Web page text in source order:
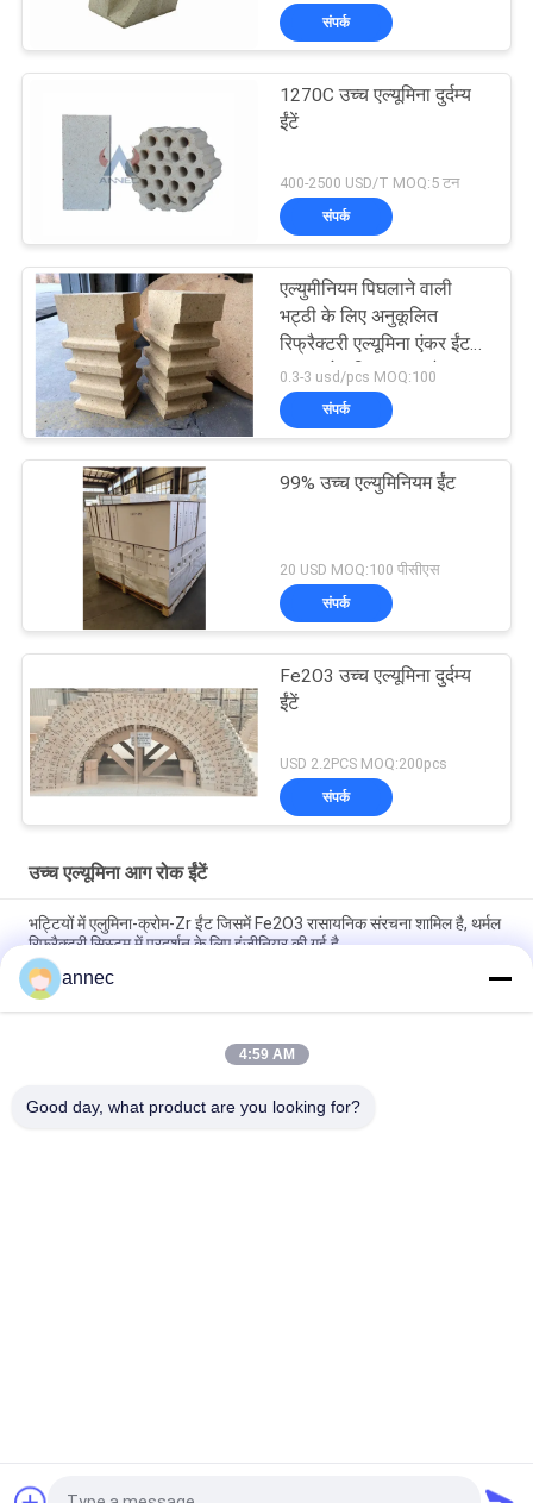
संपर्क
1270C उच्च एल्यूमिना दुर्दम्य
ईंटें
400-2500 USD/T MOQ:5 टन
संपर्क
एल्युमीनियम पिघलाने वाली
भट्ठी के लिए अनुकूलित
रिफ्रैक्टरी एल्यूमिना एंकर ईंट
का उपयोग किया जाता है
0.3-3 usd/pcs MOQ:100
संपर्क
99% उच्च एल्युमिनियम ईंट
20 USD MOQ:100 पीसीएस
संपर्क
Fe2O3 उच्च एल्यूमिना दुर्दम्य
ईंटें
USD 2.2PCS MOQ:200pcs
संपर्क
उच्च एल्यूमिना आग रोक ईंटें
भट्टियों में एलुमिना-क्रोम-Zr ईंट जिसमें Fe2O3 रासायनिक संरचना शामिल है, थर्मल
रिफ्रैक्टरी सिस्टम में प्रदर्शन के लिए इंजीनियर की गई है
थोक घनत्व 3.3-3.8gcm3 उच्च एल्यूमीनियम अग्निरोधक ईंटें SK36 भट्टियाँ थर्मल
इन्सुलेशन और टिकाऊ गर्मी प्रतिरोधी संरचनाओं के लिए आदर्श
ठंडा कुचल की ताकत≥120MPa एल्युमिनियम क्रोम Zr ईंट थोक घनत्व 3.3 से
annec
4:59 AM
Good day, what product are you looking for?